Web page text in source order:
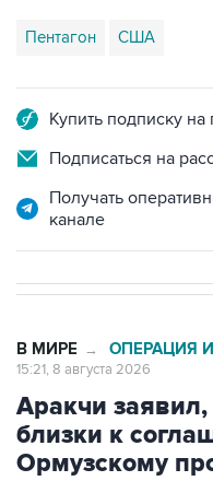
Пентагон США
Купить подписку
Подписаться на
Получать
канале
В МИРЕ → ОПЕРАЦИЯ
15:21, 8 августа 2026
Аракчи
близки к
Ормузскому